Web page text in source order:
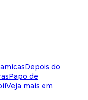
Depois do
Papo de
Veja mais em